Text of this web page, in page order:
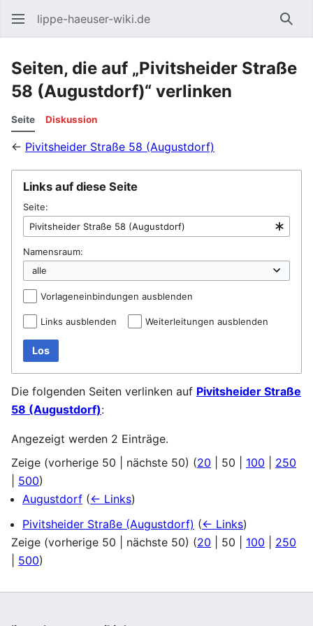
lippe-haeuser-wiki.de
Seiten, die auf „Pivitsheider Straße
58 (Augustdorf)“ verlinken
Seite Diskussion
← Pivitsheider Straße 58 (Augustdorf)
Links auf diese Seite
Seite:
Namensraum:
Vorlageneinbindungen ausblenden
Links ausblenden Weiterleitungen ausblenden
Los
Die folgenden Seiten verlinken auf Pivitsheider Straße
58 (Augustdorf):
Angezeigt werden 2 Einträge.
Zeige (vorherige 50 nächste 50) (20 50 100
250
500)
Augustdorf (← Links)
Pivitsheider Straße (Augustdorf) (← Links)
Zeige (vorherige 50 nächste 50) (20 50 100
250
500)